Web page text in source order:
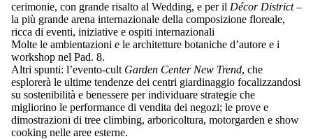
cerimonie, con grande risalto al Wedding, e per il Décor District–
la più grande arena internazionale della composizione floreale,
ricca di eventi, iniziative e ospiti internazionali
Molte le ambientazioni e le architetture botaniche d’autore e i
workshop nel Pad. 8.
Altri spunti: l’evento-cult Garden Center New Trend, che
esplorerà le ultime tendenze dei centri giardinaggio focalizzandosi
su sostenibilità e benessere per individuare strategie che
migliorino le performance di vendita dei negozi; le prove e
dimostrazioni di tree climbing, arboricoltura, motorgarden e show
cooking nelle aree esterne.